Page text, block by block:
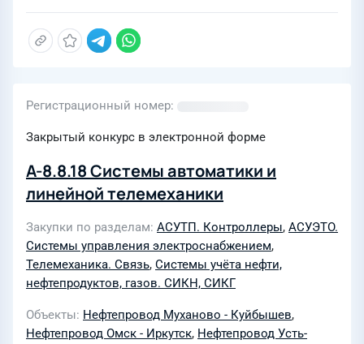
Регистрационный номер
Закрытый конкурс в электронной форме
А-8.8.18 Системы автоматики и
линейной телемеханики
Закупки по разделам АСУТП. Контроллеры, АСУЭТО.
Системы управления электроснабжением,
Телемеханика. Связь, Системы учёта нефти,
нефтепродуктов, газов. СИКН, СИКГ
Объекты Нефтепровод Муханово - Куйбышев,
Нефтепровод Омск - Иркутск, Нефтепровод Усть-